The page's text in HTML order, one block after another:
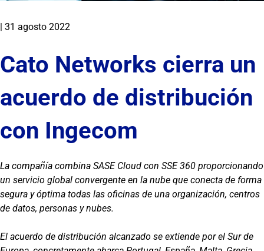
| 31 agosto 2022
Cato Networks cierra un
acuerdo de distribución
con Ingecom
La compañía combina SASE Cloud con SSE 360 proporcionando
un servicio global convergente en la nube que conecta de forma
segura y óptima todas las oficinas de una organización, centros
de datos, personas y nubes.
El acuerdo de distribución alcanzado se extiende por el Sur de